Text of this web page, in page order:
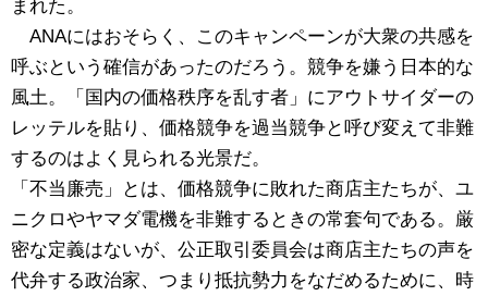
まれた。
ANAにはおそらく、このキャンペーンが大衆の共感を
呼ぶという確信があったのだろう。競争を嫌う日本的な
風土。「国内の価格秩序を乱す者」にアウトサイダーの
レッテルを貼り、価格競争を過当競争と呼び変えて非難
するのはよく見られる光景だ。
「不当廉売」とは、価格競争に敗れた商店主たちが、ユ
ニクロやヤマダ電機を非難するときの常套句である。厳
密な定義はないが、公正取引委員会は商店主たちの声を
代弁する政治家、つまり抵抗勢力をなだめるために、時